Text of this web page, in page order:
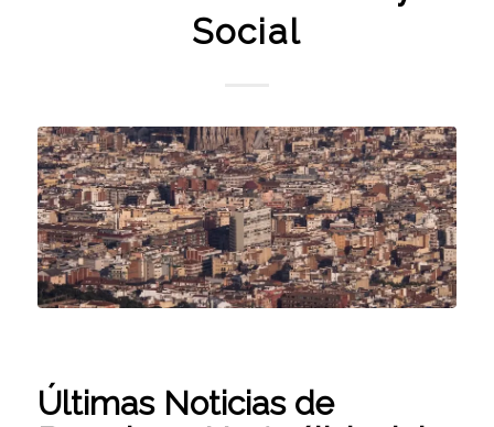
Social
Últimas Noticias de